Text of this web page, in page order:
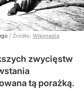
/ Źródło: Wikimedia
zwycięstw
tą porażką.